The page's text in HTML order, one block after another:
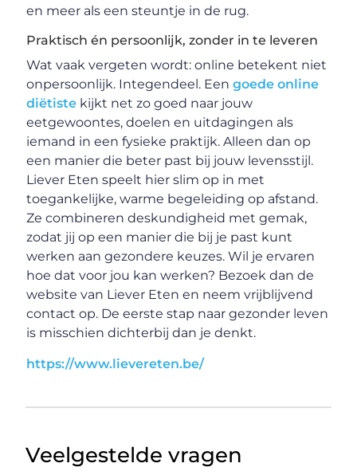
en meer als een steuntje in de rug.
Praktisch én persoonlijk, zonder in te leveren
Wat vaak vergeten wordt: online betekent niet
onpersoonlijk. Integendeel. Eengoede online
diëtiste kijkt net zo goed naar jouw
eetgewoontes, doelen en uitdagingen als
iemand in een fysieke praktijk. Alleen dan op
een manier die beter past bij jouw levensstijl.
Liever Eten speelt hier slim op in met
toegankelijke, warme begeleiding op afstand.
Ze combineren deskundigheid met gemak,
zodat jij op een manier die bij je past kunt
werken aan gezondere keuzes. Wil je ervaren
hoe dat voor jou kan werken? Bezoek dan de
website van Liever Eten en neem vrijblijvend
contact op. De eerste stap naar gezonder leven
is misschien dichterbij dan je denkt.
https://www.lievereten.be/
Veelgestelde vragen